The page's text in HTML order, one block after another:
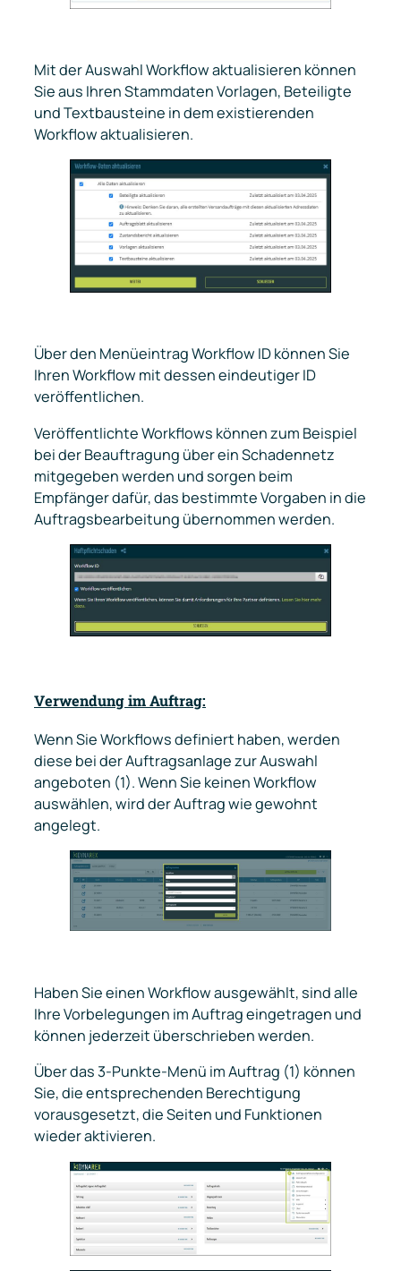
Mit der AuswahlWorkflow aktualisieren können
Sie aus Ihren Stammdaten Vorlagen, Beteiligte
und Textbausteine in dem existierenden
Workflow aktualisieren.
Über den MenüeintragWorkflow IDkönnen Sie
Ihren Workflow mit dessen eindeutiger ID
veröffentlichen.
Veröffentlichte Workflows können zum Beispiel
bei der Beauftragung über ein Schadennetz
mitgegeben werden und sorgen beim
Empfänger dafür, das bestimmte Vorgaben in die
Auftragsbearbeitung übernommen werden.
Verwendung im Auftrag:
Wenn Sie Workflows definiert haben, werden
diese bei der Auftragsanlage zur Auswahl
angeboten (1). Wenn Sie keinen Workflow
auswählen, wird der Auftrag wie gewohnt
angelegt.
Haben Sie einen Workflow ausgewählt, sind alle
Ihre Vorbelegungen im Auftrag eingetragen und
können jederzeit überschrieben werden.
Über das 3-Punkte-Menü im Auftrag (1) können
Sie, die entsprechenden Berechtigung
vorausgesetzt, die Seiten und Funktionen
wieder aktivieren.